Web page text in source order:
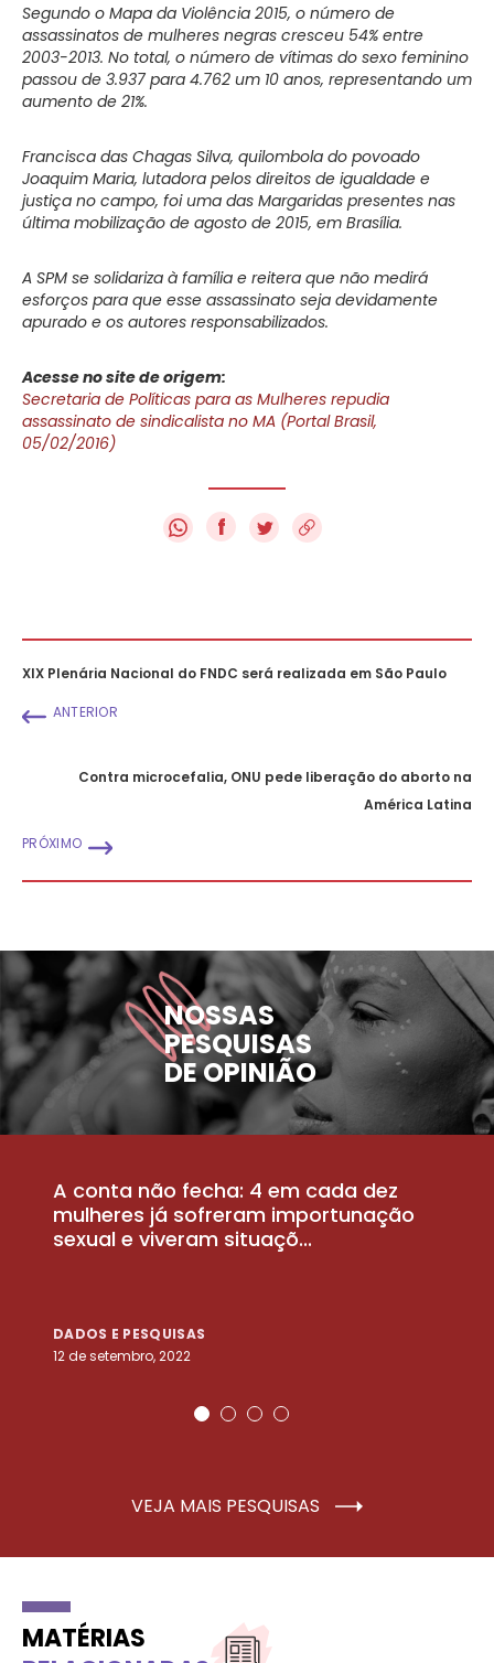
Segundo o Mapa da Violência 2015, o número de
assassinatos de mulheres negras cresceu 54% entre
2003-2013. No total, o número de vítimas do sexo feminino
passou de 3.937 para 4.762 um 10 anos, representando um
aumento de 21%.
Francisca das Chagas Silva, quilombola do povoado
Joaquim Maria, lutadora pelos direitos de igualdade e
justiça no campo, foi uma das Margaridas presentes nas
última mobilização de agosto de 2015, em Brasília.
A SPM se solidariza à família e reitera que não medirá
esforços para que esse assassinato seja devidamente
apurado e os autores responsabilizados.
Acesse no site de origem:
Secretaria de Políticas para as Mulheres repudia
assassinato de sindicalista no MA (Portal Brasil,
05/02/2016)
f
XIX Plenária Nacional do FNDC será realizada em São Paulo
ANTERIOR
Contra microcefalia, ONU pede liberação do aborto na
América Latina
PRÓXIMO
NOSSAS
PESQUISAS
DE OPINIÃO
A conta não fecha: 4 em cada dez
mulheres já sofreram importunação
sexual e viveram situaçõ...
DADOS E PESQUISAS
12 de setembro, 2022
VEJA MAIS PESQUISAS
MATÉRIAS